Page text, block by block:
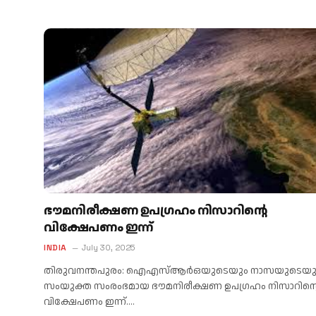
ഭൗമനിരീക്ഷണ ഉപഗ്രഹം നിസാറിന്റെ
വിക്ഷേപണം ഇന്ന്
INDIA July 30, 2025
തിരുവനന്തപുരം: ഐഎസ്ആർഒയുടെയും
സംയുക്ത സംരംഭമായ ഭൗമനിരീക്ഷണ ഉപഗ്രഹം
വിക്ഷേപണം ഇന്ന്.…